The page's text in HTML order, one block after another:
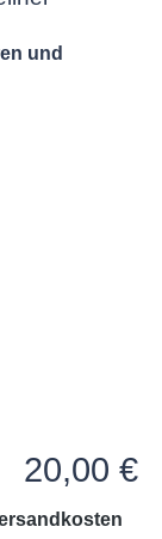
und
20,00 €